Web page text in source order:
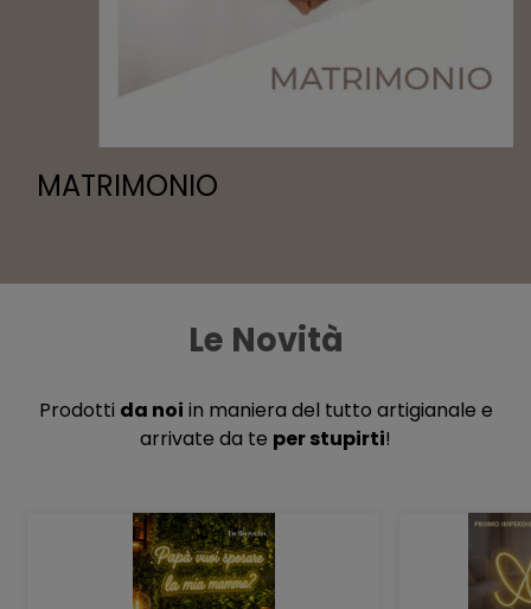
MATRIMONIO
Le Novità
Prodotti da noi in maniera del tutto artigianale e
arrivate da te per stupirti!